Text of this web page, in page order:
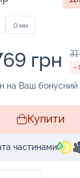
0 мм
грн -
на Ваш бонусний
Купити
частинами